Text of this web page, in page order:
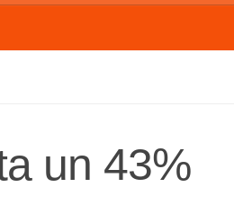
un 43%